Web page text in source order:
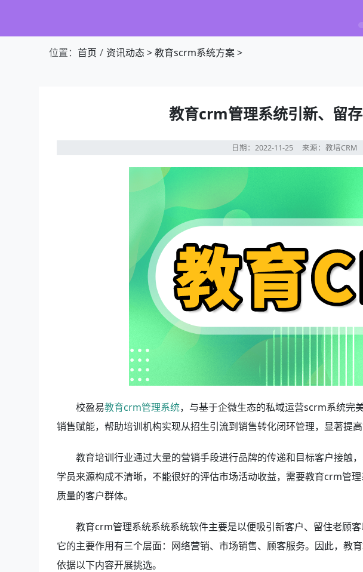
位置： 首页 资讯动态>教育scrm系统方案>
教育crm管理系统引新、留
日期：2022-11-25来源：教培CRM
校盈易教育crm管理系统，与基于企微生态的私域运营scrm系统完
销售赋能，帮助培训机构实现从招生引流到销售转化闭环管理，显著提高
教育培训行业通过大量的营销手段进行品牌的传递和目标客户接触
学员来源构成不清晰，不能很好的评估市场活动收益，需要教育crm管
质量的客户群体。
教育crm管理系统系统系统软件主要是以便吸引新客户、留住老顾
它的主要作用有三个层面：网络营销、市场销售、顾客服务。因此，教
依据以下内容开展挑选。